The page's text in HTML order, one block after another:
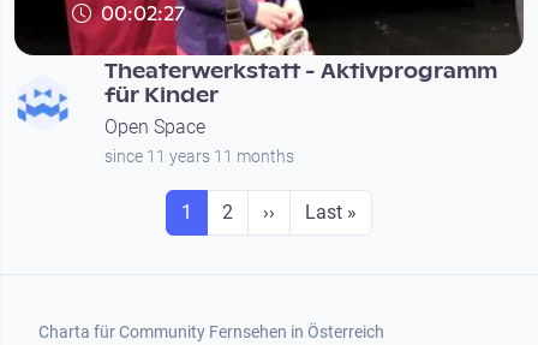
00:02:27
Theaterwerkstatt - Aktivprogramm
für Kinder
Open Space
since 11 years 11 months
Seitennummerierung
Seite
1 Seite
2 Next page
›› Last page
Last »
Footer 1
Charta für Community Fernsehen in Österreich